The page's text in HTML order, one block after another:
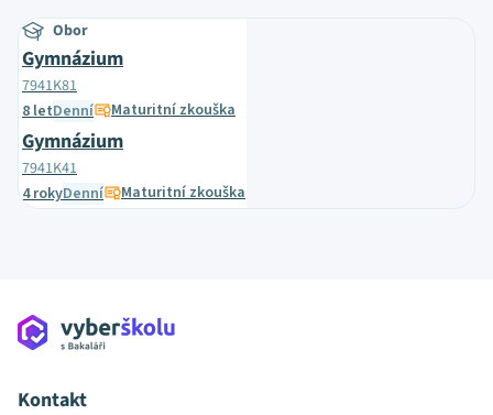
Obor
Gymnázium
7941K81
8 letDenní Maturitní zkouška
Gymnázium
7941K41
4 rokyDenní Maturitní zkouška
Kontakt